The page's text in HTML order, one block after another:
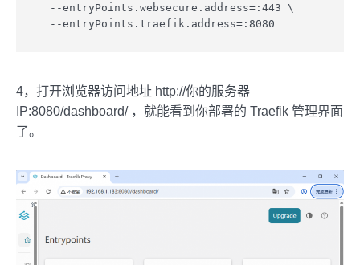
  --entryPoints.websecure.address=:443 \
  --entryPoints.traefik.address=:8080
4，打开浏览器访问地址 http://你的服务器
IP:8080/dashboard/ ，就能看到你部署的 Traefik 管理界面
了。